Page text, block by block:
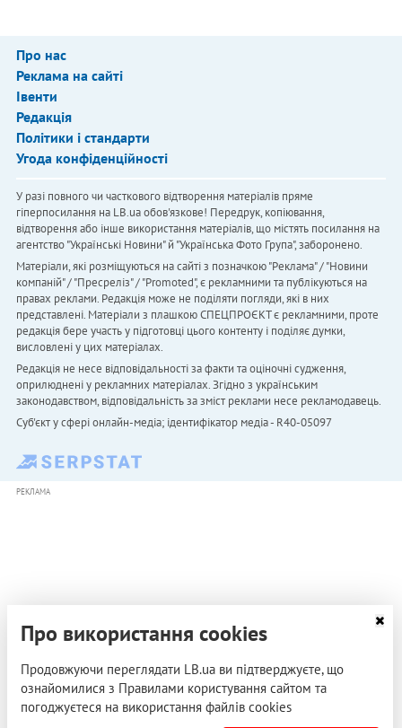
Про нас
Реклама на сайті
Івенти
Редакція
Політики і стандарти
Угода конфіденційності
У разі повного чи часткового відтворення матеріалів пряме
гіперпосилання на LB.ua обов'язкове! Передрук, копіювання,
відтворення або інше використання матеріалів, що містять посилання на
агентство "Українськi Новини" й "Українська Фото Група", заборонено.
Матеріали, які розміщуються на сайті з позначкою "Реклама" / "Новини
компаній" / "Пресреліз" / "Promoted", є рекламними та публікуються на
правах реклами. Редакція може не поділяти погляди, які в них
представлені. Матеріали з плашкою СПЕЦПРОЄКТ є рекламними, проте
редакція бере участь у підготовці цього контенту і поділяє думки,
висловлені у цих матеріалах.
Редакція не несе відповідальності за факти та оціночні судження,
оприлюднені у рекламних матеріалах. Згідно з українським
законодавством, відповідальність за зміст реклами несе рекламодавець.
Cуб'єкт у сфері онлайн-медіа; ідентифікатор медіа - R40-05097
РЕКЛАМА
Про використання cookies
Продовжуючи переглядати LB.ua ви підтверджуєте, що
ознайомилися з Правилами користування сайтом та
погоджуєтеся на використання файлів cookies